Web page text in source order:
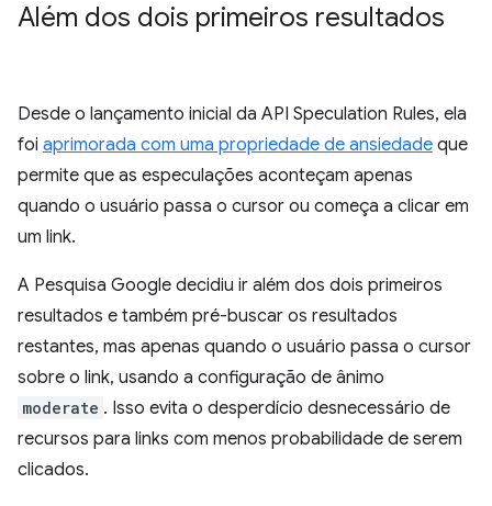
Além dos dois primeiros resultados
Desde o lançamento inicial da API Speculation Rules, ela
foi aprimorada com uma propriedade de ansiedade que
permite que as especulações aconteçam apenas
quando o usuário passa o cursor ou começa a clicar em
um link.
A Pesquisa Google decidiu ir além dos dois primeiros
resultados e também pré-buscar os resultados
restantes, mas apenas quando o usuário passa o cursor
sobre o link, usando a configuração de ânimo
moderate . Isso evita o desperdício desnecessário de
recursos para links com menos probabilidade de serem
clicados.